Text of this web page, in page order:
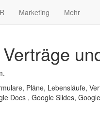
Marketing Mehr
Pläne, Lebensläufe,
Docs , Google Slides,